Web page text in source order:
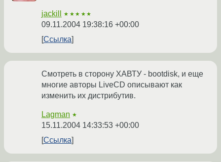
jackill ★★★★★
09.11.2004 19:38:16 +00:00
Ссылка
Смотреть в сторону ХАВТУ - bootdisk, и еще
многие авторы LiveCD описывают как
изменить их дистрибутив.
Lagman ★
15.11.2004 14:33:53 +00:00
Ссылка